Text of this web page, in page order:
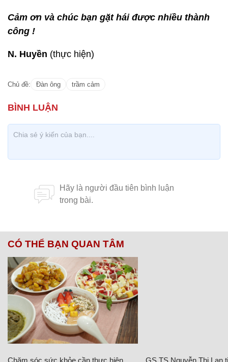
Cảm ơn và chúc bạn gặt hái được nhiều thành
công !
N. Huyền (thực hiện)
Chủ đề: Đàn ông trầm cảm
CÓ THỂ BẠN QUAN TÂM